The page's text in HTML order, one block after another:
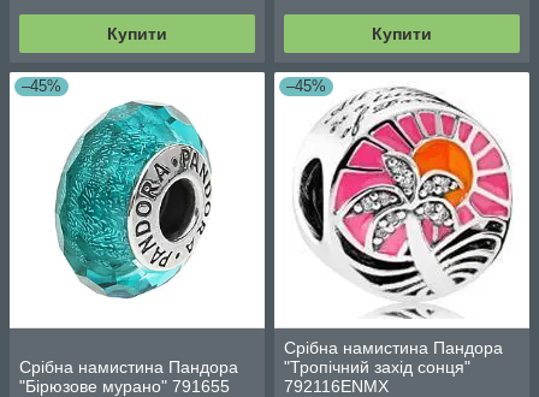
Купити Купити
–45%
Срібна намистина Пандора
"Бірюзове мурано" 791655
–45%
Срібна намистина Пандора
"Тропічний захід сонця"
792116ENMX